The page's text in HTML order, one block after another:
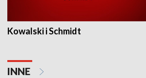
Kowalski i Schmidt
INNE